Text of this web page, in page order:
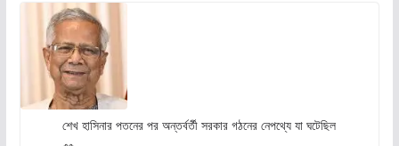
শেখ হাসিনার পতনের পর অন্তর্বর্তী সরকার গঠনের নেপথ্যে যা ঘটেছিল